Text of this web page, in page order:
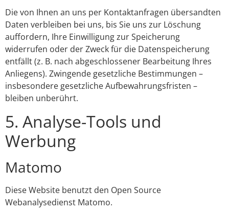
Die von Ihnen an uns per Kontaktanfragen übersandten
Daten verbleiben bei uns, bis Sie uns zur Löschung
auffordern, Ihre Einwilligung zur Speicherung
widerrufen oder der Zweck für die Datenspeicherung
entfällt (z. B. nach abgeschlossener Bearbeitung Ihres
Anliegens). Zwingende gesetzliche Bestimmungen –
insbesondere gesetzliche Aufbewahrungsfristen –
bleiben unberührt.
5. Analyse-Tools und
Werbung
Matomo
Diese Website benutzt den Open Source
Webanalysedienst Matomo.